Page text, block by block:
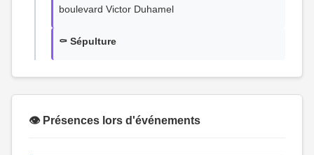
boulevard Victor Duhamel
⚰️ Sépulture
👁️ Présences lors d'événements